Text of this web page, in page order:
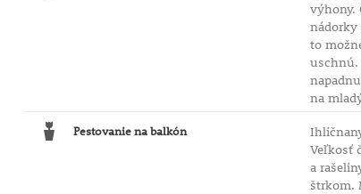
výhony.
nádorky
to
uschnú.
na
Pestovanie na balkón
Veľkosť
a
štrkom.